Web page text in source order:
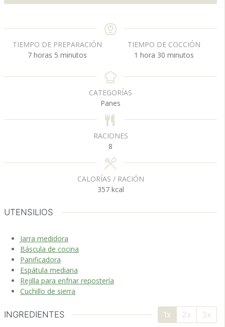
TIEMPO DE PREPARACIÓN
7h
r
horas 5 m
n
s
minutos
TIEMPO DE COCCIÓN
1 h
r
hora 30m
n
s
minutos
CATEGORÍAS
Panes
RACIONES
8
CALORÍAS / RACIÓN
357 kcal
UTENSILIOS
Jarra medidora
Báscula de cocina
Panificadora
Espátula mediana
Rejilla para enfriar repostería
Cuchillo de sierra
INGREDIENTES 1x 2x 3x